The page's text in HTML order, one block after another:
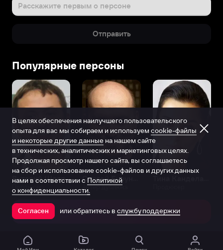
Расскажите первым о персоне
Отправить
Популярные персоны
Виталий Шляппо
Продюсер Актёр дубляжа
Открыть в приложении
В целях обеспечения наилучшего пользовательского
опыта для вас мы собираем и используем cookie-файлы
и некоторые другие данные на нашем сайте
в технических, аналитических и маркетинговых целях.
Продолжая просмотр нашего сайта, вы соглашаетесь
на сбор и использование cookie-файлов и других данных
нами в соответствии с Политикой
о конфиденциальности.
Согласен или обратитесь в службу поддержки